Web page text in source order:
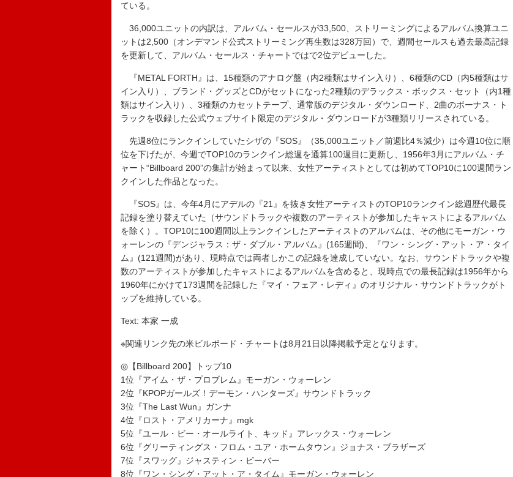
ている。
36,000ユニットの内訳は、アルバム・セールスが33,500、ストリーミングによるアルバム換算ユニ
ットは2,500（オンデマンド公式ストリーミング再生数は328万回）で、週間セールスも過去最高記録
を更新して、アルバム・セールス・チャートではで2位デビューした。
『METAL FORTH』は、15種類のアナログ盤（内2種類はサイン入り）、6種類のCD（内5種類はサ
イン入り）、ブランド・グッズとCDがセットになった2種類のデラックス・ボックス・セット（内1種
類はサイン入り）、3種類のカセットテープ、通常版のデジタル・ダウンロード、2曲のボーナス・ト
ラックを収録した公式ウェブサイト限定のデジタル・ダウンロードが3種類リリースされている。
先週8位にランクインしていたシザの『SOS』（35,000ユニット／前週比4％減少）は今週10位に順
位を下げたが、今週でTOP10のランクイン総週を通算100週目に更新し、1956年3月にアルバム・チ
ャート“Billboard 200”の集計が始まって以来、女性アーティストとしては初めてTOP10に100週間ラン
クインした作品となった。
『SOS』は、今年4月にアデルの『21』を抜き女性アーティストのTOP10ランクイン総週歴代最長
記録を塗り替えていた（サウンドトラックや複数のアーティストが参加したキャストによるアルバム
を除く）。TOP10に100週間以上ランクインしたアーティストのアルバムは、その他にモーガン・ウ
ォーレンの『デンジャラス：ザ・ダブル・アルバム』(165週間)、『ワン・シング・アット・ア・タイ
ム』(121週間)があり、現時点では両者しかこの記録を達成していない。なお、サウンドトラックや複
数のアーティストが参加したキャストによるアルバムを含めると、現時点での最長記録は1956年から
1960年にかけて173週間を記録した『マイ・フェア・レディ』のオリジナル・サウンドトラックがト
ップを維持している。
Text: 本家 一成
※関連リンク先の米ビルボード・チャートは8月21日以降掲載予定となります。
◎【Billboard 200】トップ10
1位『アイム・ザ・プロブレム』モーガン・ウォーレン
2位『KPOPガールズ！デーモン・ハンターズ』サウンドトラック
3位『The Last Wun』ガンナ
4位『ロスト・アメリカーナ』mgk
5位『ユール・ビー・オールライト、キッド』アレックス・ウォーレン
6位『グリーティングス・フロム・ユア・ホームタウン』ジョナス・ブラザーズ
7位『スワッグ』ジャスティン・ビーバー
8位『ワン・シング・アット・ア・タイム』モーガン・ウォーレン